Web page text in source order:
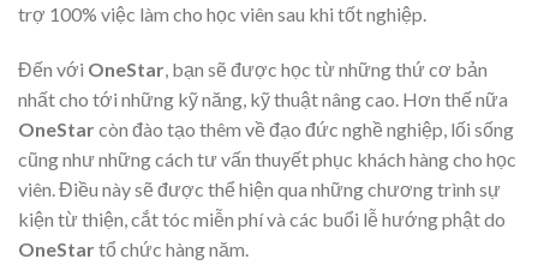
trợ 100% việc làm cho học viên sau khi tốt nghiệp.
Đến với OneStar , bạn sẽ được học từ những thứ cơ bản
nhất cho tới những kỹ năng, kỹ thuật nâng cao. Hơn thế nữa
OneStarcòn đào tạo thêm về đạo đức nghề nghiệp, lối sống
cũng như những cách tư vấn thuyết phục khách hàng cho học
viên. Điều này sẽ được thể hiện qua những chương trình sự
kiện từ thiện, cắt tóc miễn phí và các buổi lễ hướng phật do
OneStartổ chức hàng năm.